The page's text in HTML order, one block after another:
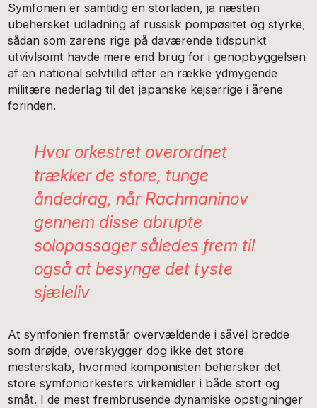
Symfonien er samtidig en storladen, ja næsten
ubehersket udladning af russisk pompøsitet og styrke,
sådan som zarens rige på daværende tidspunkt
utvivlsomt havde mere end brug for i genopbyggelsen
af en national selvtillid efter en række ydmygende
militære nederlag til det japanske kejserrige i årene
forinden.
Hvor orkestret overordnet
trækker de store, tunge
åndedrag, når Rachmaninov
gennem disse abrupte
solopassager således frem til
også at besynge det tyste
sjæleliv
At symfonien fremstår overvældende i såvel bredde
som drøjde, overskygger dog ikke det store
mesterskab, hvormed komponisten behersker det
store symfoniorkesters virkemidler i både stort og
småt. I de mest frembrusende dynamiske opstigninger